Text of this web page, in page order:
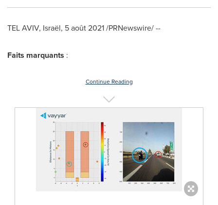
TEL AVIV, Israël, 5 août 2021 /PRNewswire/ --
Faits marquants :
Continue Reading